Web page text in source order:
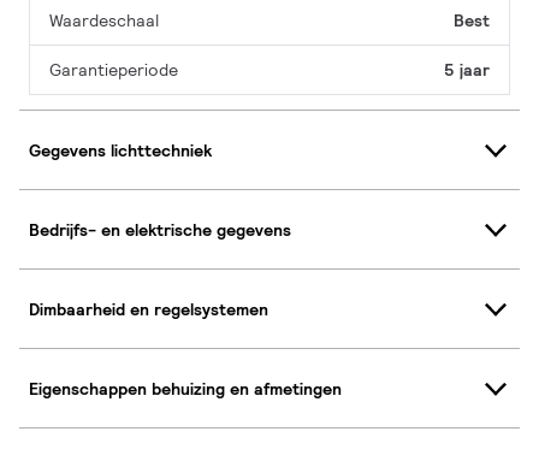
Waardeschaal Best
Garantieperiode 5 jaar
Gegevens lichttechniek
Bedrijfs- en elektrische gegevens
Dimbaarheid en regelsystemen
Eigenschappen behuizing en afmetingen